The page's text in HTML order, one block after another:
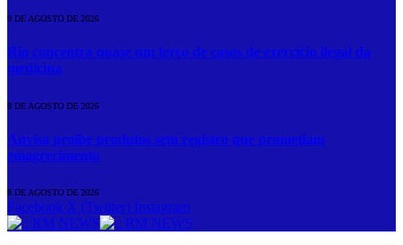
9 DE AGOSTO DE 2026
Rio concentra quase um terço de casos de exercício ilegal da
medicina
8 DE AGOSTO DE 2026
Anvisa proíbe produtos sem registro que prometiam
emagrecimento
8 DE AGOSTO DE 2026
Facebook X (Twitter) Instagram